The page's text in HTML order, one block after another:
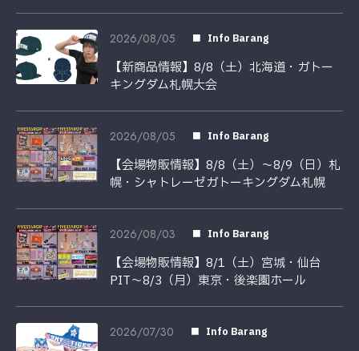
2026/08/05 Info Barang
【新商品情報】8/8（土）北海道・ガトー
キングダム札幌大会
2026/08/05 Info Barang
【会場物販情報】8/8（土）〜8/9（日）札
幌・シャトレーゼガトーキングダム札幌
2026/08/03 Info Barang
【会場物販情報】8/1（土）宮城・仙台
PIT〜8/3（月）東京・後楽園ホール
2026/07/30 Info Barang